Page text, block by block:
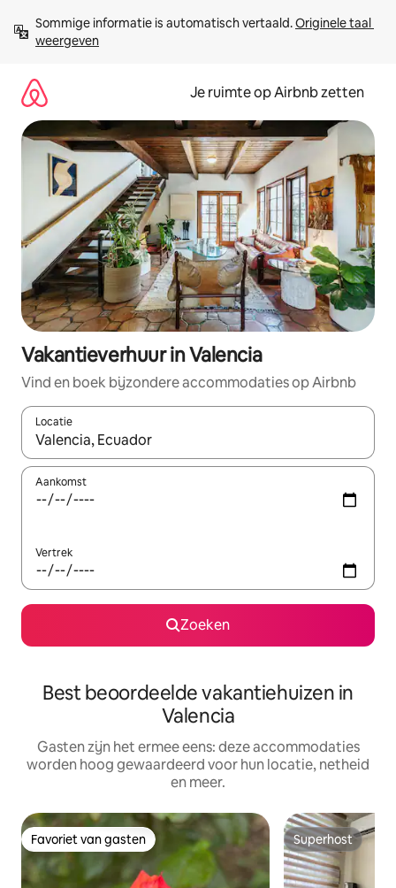
direct
naar
Sommige informatie is automatisch vertaald. Originele taal
weergeven
Je ruimte op Airbnb zetten
Vakantieverhuur in Valencia
Vind en boek bijzondere accommodaties op Airbnb
Locatie
Wanneer er suggesties beschikbaar zijn, maak je een keuze
Aankomst
Vertrek
Zoeken
Best beoordeelde vakantiehuizen in
Valencia
Gasten zijn het ermee eens: deze accommodaties
worden hoog gewaardeerd voor hun locatie, netheid
en meer.
Favoriet van gasten
Favoriet van gasten Superhost
Superhost